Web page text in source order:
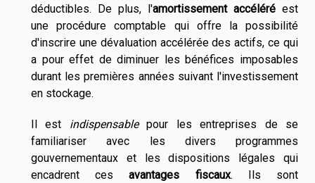
déductibles. De plus, l'amortissement accéléré est
une procédure comptable qui offre la possibilité
d'inscrire une dévaluation accélérée des actifs, ce qui
a pour effet de diminuer les bénéfices imposables
durant les premières années suivant l'investissement
en stockage.
Il est indispensablepour les entreprises de se
familiariser avec les divers programmes
gouvernementaux et les dispositions légales qui
encadrent cesavantages fiscaux. Ils sont